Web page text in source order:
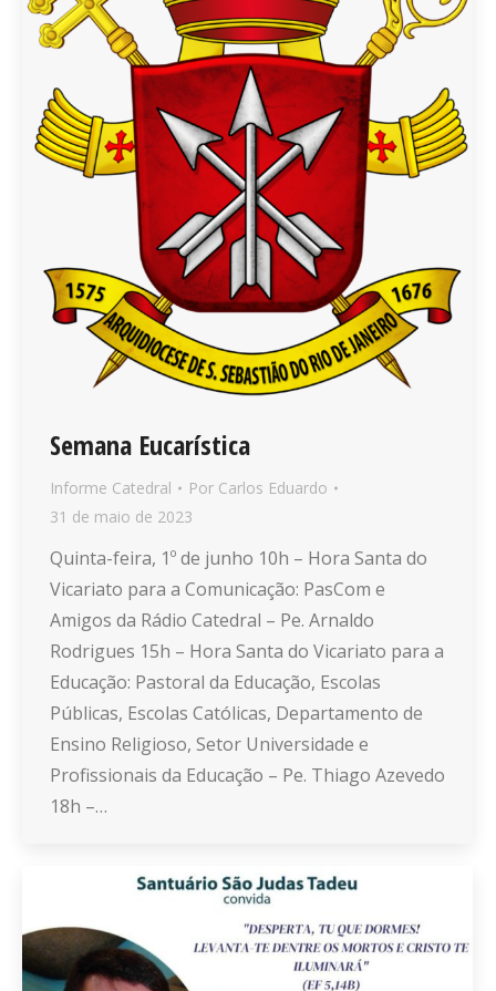
Semana Eucarística
Informe Catedral Por Carlos Eduardo
31 de maio de 2023
Quinta-feira, 1º de junho 10h – Hora Santa do
Vicariato para a Comunicação: PasCom e
Amigos da Rádio Catedral – Pe. Arnaldo
Rodrigues 15h – Hora Santa do Vicariato para a
Educação: Pastoral da Educação, Escolas
Públicas, Escolas Católicas, Departamento de
Ensino Religioso, Setor Universidade e
Profissionais da Educação – Pe. Thiago Azevedo
18h –…